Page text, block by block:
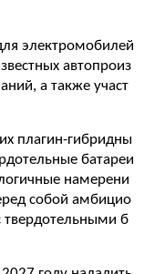
электромобилей
автопроиз
а также участ
плагин-гибридны
батареи
намерени
собой амбицио
твердотельными б